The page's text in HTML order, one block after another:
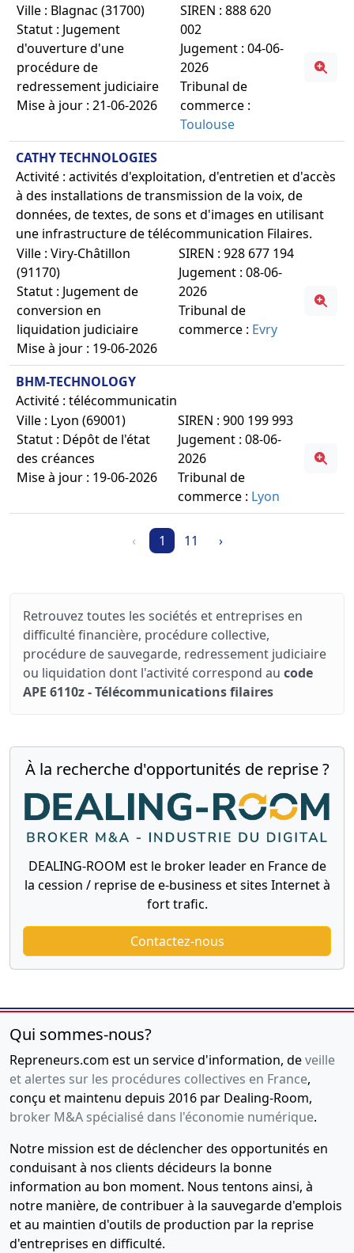
Ville : Blagnac (31700)
Statut : Jugement
d'ouverture d'une
procédure de
redressement judiciaire
Mise à jour : 21-06-2026
SIREN : 888 620
002
Jugement : 04-06-
2026
Tribunal de
commerce :
Toulouse
CATHY TECHNOLOGIES
Activité : activités d'exploitation, d'entretien et d'accès
à des installations de transmission de la voix, de
données, de textes, de sons et d'images en utilisant
une infrastructure de télécommunication Filaires.
Ville : Viry-Châtillon
(91170)
Statut : Jugement de
conversion en
liquidation judiciaire
Mise à jour : 19-06-2026
SIREN : 928 677 194
Jugement : 08-06-
2026
Tribunal de
commerce : Evry
BHM-TECHNOLOGY
Activité : télécommunicatin
Ville : Lyon (69001)
Statut : Dépôt de l'état
des créances
Mise à jour : 19-06-2026
SIREN : 900 199 993
Jugement : 08-06-
2026
Tribunal de
commerce : Lyon
‹ 1 11 ›
Retrouvez toutes les sociétés et entreprises en
difficulté financière, procédure collective,
procédure de sauvegarde, redressement judiciaire
ou liquidation dont l'activité correspond au code
APE 6110z - Télécommunications filaires
À la recherche d'opportunités de reprise ?
DEALING-ROOM est le broker leader en France de
la cession / reprise de e-business et sites Internet à
fort trafic.
Contactez-nous
Qui sommes-nous?
Repreneurs.com est un service d'information, deveille
et alertes sur les procédures collectives en France,
conçu et maintenu depuis 2016 par Dealing-Room,
broker M&A spécialisé dans l'économie numérique.
Notre mission est de déclencher des opportunités en
conduisant à nos clients décideurs la bonne
information au bon moment. Nous tentons ainsi, à
notre manière, de contribuer à la sauvegarde d'emplois
et au maintien d'outils de production par la reprise
d'entreprises en difficulté.